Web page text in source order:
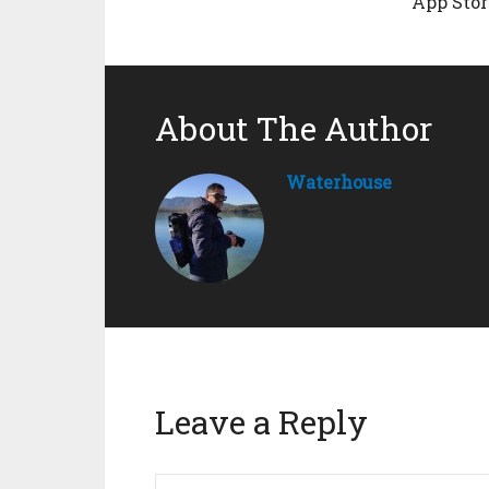
About The Author
Waterhouse
Leave a Reply